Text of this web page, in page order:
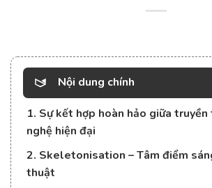
Nội dung chính
1. Sự kết hợp hoàn hảo giữa
nghệ hiện đại
2. Skeletonisation – Tâm điểm
thuật